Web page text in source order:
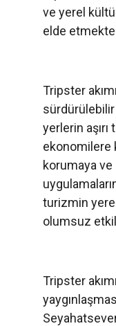
ve yerel
elde
Tripster
yerlerin aşırı
ekonomilere
korumaya
turizmin
olumsuz
Tripster